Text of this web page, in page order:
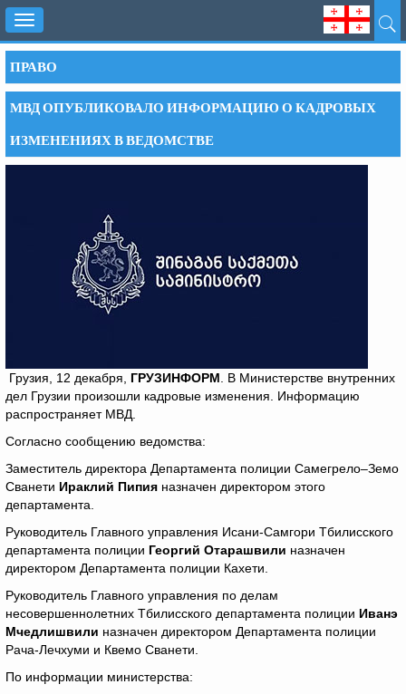
Toggle
navigation
ПРАВО
МВД ОПУБЛИКОВАЛО ИНФОРМАЦИЮ О КАДРОВЫХ
ИЗМЕНЕНИЯХ В ВЕДОМСТВЕ
Грузия, 12 декабря, ГРУЗИНФОРМ . В Министерстве внутренних
дел Грузии произошли кадровые изменения. Информацию
распространяет МВД.
Согласно сообщению ведомства:
Заместитель директора Департамента полиции Самегрело–Земо
Сванети Ираклий Пипия назначен директором этого
департамента.
Руководитель Главного управления Исани-Самгори Тбилисского
департамента полиции Георгий Отарашвили назначен
директором Департамента полиции Кахети.
Руководитель Главного управления по делам
несовершеннолетних Тбилисского департамента полиции Иванэ
Мчедлишвили назначен директором Департамента полиции
Рача-Лечхуми и Квемо Сванети.
По информации министерства: